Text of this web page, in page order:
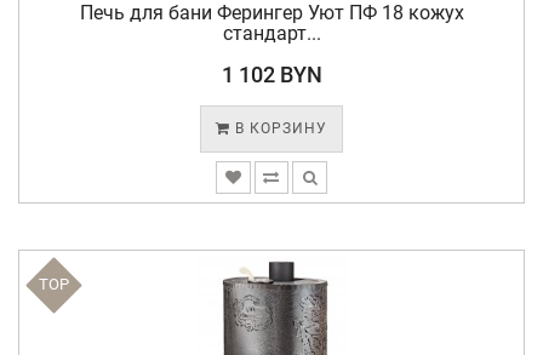
Печь для бани Ферингер Уют ПФ 18 кожух
стандарт...
1 102 BYN
В КОРЗИНУ
TOP